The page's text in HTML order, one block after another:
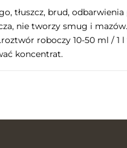
tłuszcz, brud,
nie tworzy smug i
roboczy 10-50 ml / 1
koncentrat.